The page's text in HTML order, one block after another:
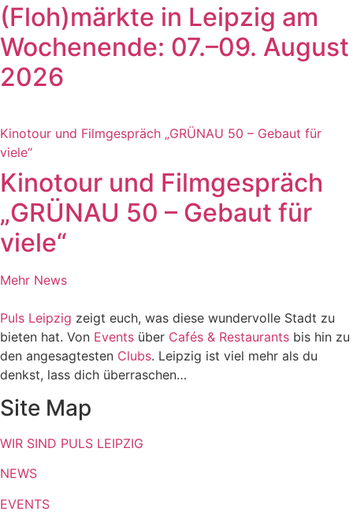
(Floh)märkte in Leipzig am
Wochenende: 07.–09. August
2026
Kinotour und Filmgespräch „GRÜNAU 50 – Gebaut für
viele“
Kinotour und Filmgespräch
„GRÜNAU 50 – Gebaut für
viele“
Mehr News
Puls Leipzig zeigt euch, was diese wundervolle Stadt zu
bieten hat. Von Events über Cafés & Restaurants bis hin zu
den angesagtesten Clubs. Leipzig ist viel mehr als du
denkst, lass dich überraschen…
Site Map
WIR SIND PULS LEIPZIG
NEWS
EVENTS